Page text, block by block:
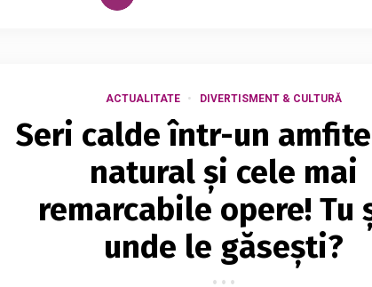
ACTUALITATE DIVERTISMENT & CULTURĂ
Seri calde într-un
natural și cele mai
remarcabile opere! Tu
unde le găsești?